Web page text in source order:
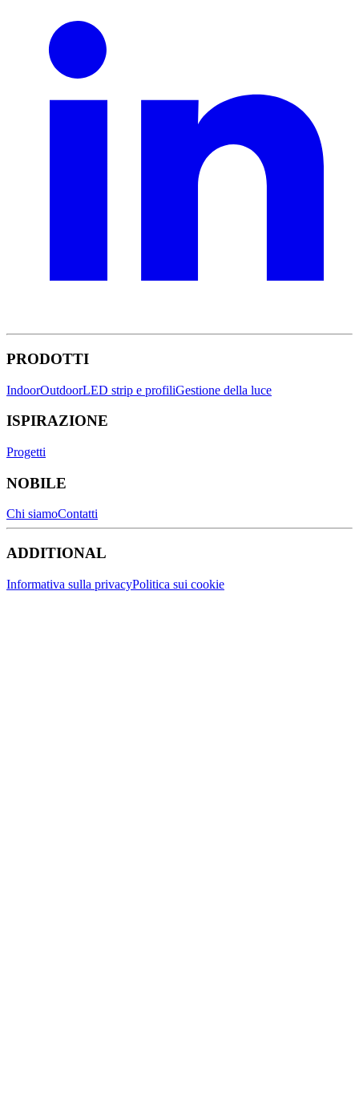
PRODOTTI
IndoorOutdoorLED strip e profiliGestione della luce
ISPIRAZIONE
Progetti
NOBILE
Chi siamoContatti
ADDITIONAL
Informativa sulla privacyPolitica sui cookie